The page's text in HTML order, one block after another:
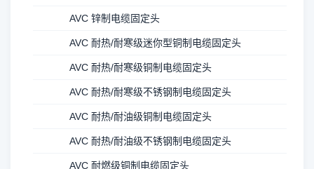
AVC 锌制电缆固定头
AVC 耐热/耐寒级迷你型铜制电缆固定头
AVC 耐热/耐寒级铜制电缆固定头
AVC 耐热/耐寒级不锈钢制电缆固定头
AVC 耐热/耐油级铜制电缆固定头
AVC 耐热/耐油级不锈钢制电缆固定头
AVC 耐燃级铜制电缆固定头